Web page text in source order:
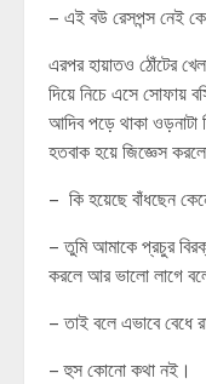
– এই বউ রেসপন্স নেই
এরপর হায়াতও ঠোঁটের
দিয়ে নিচে এসে সোফায়
আদিব পড়ে থাকা ওড়নাটা
হতবাক হয়ে জিজ্ঞেস
– কি হয়েছে বাঁধছেন
– তুমি আমাকে প্রচুর
করলে আর ভালো লাগে
– তাই বলে এভাবে বেধে
– হুস কোনো কথা নই।